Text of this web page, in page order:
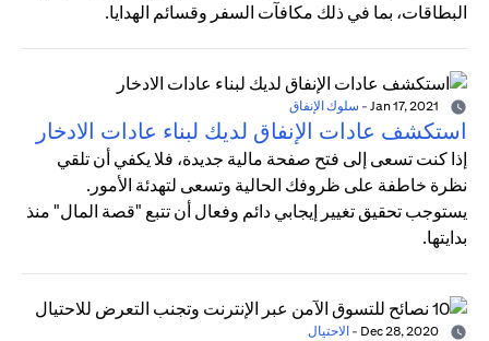
البطاقات، بما في ذلك مكافآت السفر وقسائم الهدايا.
- سلوك الإنفاق
استكشف عادات الإنفاق لديك لبناء عادات الادخار
إذا كنت تسعى إلى فتح صفحة مالية جديدة، فلا يكفي أن تلقي
نظرة خاطفة على ظروفك الحالية وتسعى لتهدئة الأمور.
يستوجب تحقيق تغيير إيجابي دائم وفعال أن تتبع "قصة المال" منذ
بدايتها.
- الاحتيال